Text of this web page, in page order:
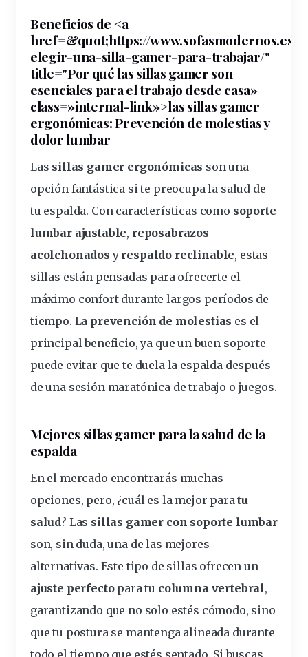
Beneficios de <a
href=&quot;https://www.sofasmodernos.es/
elegir-una-silla-gamer-para-trabajar/"
title="Por qué lassillasgamer son
esenciales para eltrabajodesde casa»
class=»internal-link»>las sillas gamer
ergonómicas: Prevención de molestias y
dolorlumbar
Las sillas gamer ergonómicas son una
opción fantástica si te preocupa la salud de
tu espalda. Con características como soporte
lumbar ajustable, reposabrazos
acolchonados y respaldo reclinable, estas
sillas están pensadas para ofrecerte el
máximo confort durante largos períodos de
tiempo. La prevención de molestias es el
principal beneficio, ya que un buen soporte
puede evitar que te duela la espalda después
de una sesión maratónica de trabajo o juegos.
Mejores sillas gamer para la salud de la
espalda
En el mercado encontrarás muchas
opciones, pero, ¿cuál es la mejor paratu
salud? Las sillas gamer con soporte lumbar
son, sin duda, una de las mejores
alternativas. Este tipo de sillas ofrecen un
ajuste perfectopara tu columna vertebral,
garantizando que no solo estés cómodo, sino
que tu postura se mantenga alineada durante